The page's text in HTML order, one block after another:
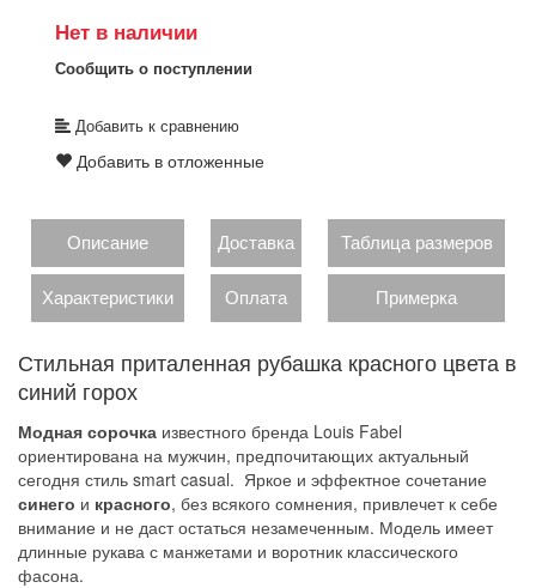
Нет в наличии
Сообщить о поступлении
Добавить к сравнению
Добавить в отложенные
Описание Доставка Таблица размеров
Характеристики Оплата Примерка
Стильная приталенная рубашка красного цвета в
синий горох
Модная сорочка известного бренда Louis Fabel
ориентирована на мужчин, предпочитающих актуальный
сегодня стиль smart casual. Яркое и эффектное сочетание
синего и красного, без всякого сомнения, привлечет к себе
внимание и не даст остаться незамеченным. Модель имеет
длинные рукава с манжетами и воротник классического
фасона.